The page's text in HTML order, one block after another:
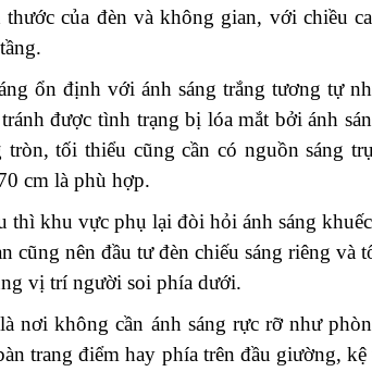
của đèn và không gian, với chiều
ổn định với ánh sáng trắng tương tự
được tình trạng bị lóa mắt bởi ánh
tối thiểu cũng cần có nguồn sáng
cm là phù hợp.
thì khu vực phụ lại đòi hỏi ánh sáng
cũng nên đầu tư đèn chiếu sáng riêng và
vị trí người soi phía dưới.
nơi không cần ánh sáng rực rỡ như
trang điểm hay phía trên đầu giường, kệ